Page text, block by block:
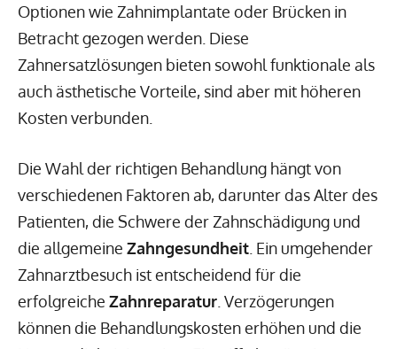
Optionen wie Zahnimplantate oder Brücken in
Betracht gezogen werden. Diese
Zahnersatzlösungen bieten sowohl funktionale als
auch ästhetische Vorteile, sind aber mit höheren
Kosten verbunden.
Die Wahl der richtigen Behandlung hängt von
verschiedenen Faktoren ab, darunter das Alter des
Patienten, die Schwere der Zahnschädigung und
die allgemeine Zahngesundheit . Ein umgehender
Zahnarztbesuch ist entscheidend für die
erfolgreiche Zahnreparatur . Verzögerungen
können die Behandlungskosten erhöhen und die